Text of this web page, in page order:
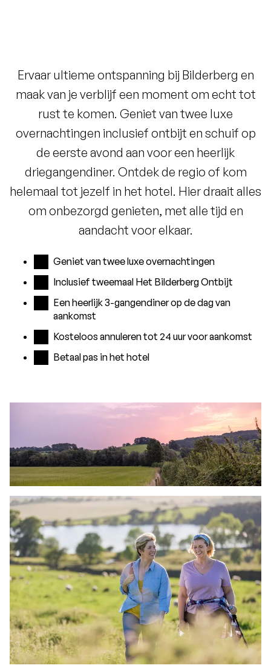
Ervaar ultieme ontspanning bij Bilderberg en
maak van je verblijf een moment om echt tot
rust te komen. Geniet van twee luxe
overnachtingen inclusief ontbijt en schuif op
de eerste avond aan voor een heerlijk
driegangendiner. Ontdek de regio of kom
helemaal tot jezelf in het hotel. Hier draait alles
om onbezorgd genieten, met alle tijd en
aandacht voor elkaar.
Geniet van twee luxe overnachtingen
Inclusief tweemaal Het Bilderberg Ontbijt
Een heerlijk 3-gangendiner op de dag van
aankomst
Kosteloos annuleren tot 24 uur voor aankomst
Betaal pas in het hotel